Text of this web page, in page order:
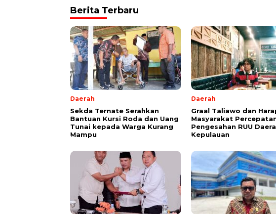
Berita Terbaru
Daerah
Sekda Ternate Serahkan
Bantuan Kursi Roda dan Uang
Tunai kepada Warga Kurang
Mampu
Daerah
Graal Taliawo dan
Masyarakat
Pengesahan RUU
Kepulauan